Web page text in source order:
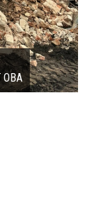
ОВА